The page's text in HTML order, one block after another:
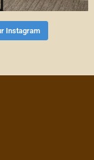
Instagram